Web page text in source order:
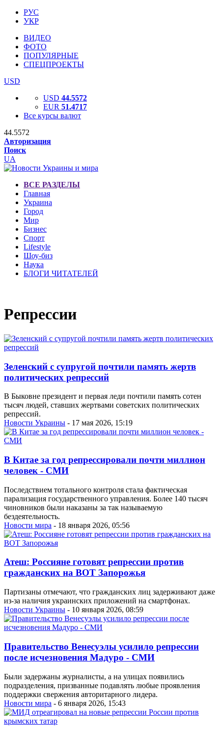
РУС
УКР
ВИДЕО
ФОТО
ПОПУЛЯРНЫЕ
СПЕЦПРОЕКТЫ
USD
USD 44.5572
EUR 51.4717
Все курсы валют
44.5572
Авторизация
Поиск
UA
ВСЕ РАЗДЕЛЫ
Главная
Украина
Город
Мир
Бизнес
Спорт
Lifestyle
Шоу-биз
Наука
БЛОГИ ЧИТАТЕЛЕЙ
Репрессии
Зеленский с супругой почтили память жертв
политических репрессий
В Быковне президент и первая леди почтили память сотен
тысяч людей, ставших жертвами советских политических
репрессий.
Новости Украины - 17 мая 2026, 15:19
В Китае за год репрессировали почти миллион
человек - СМИ
Последствием тотального контроля стала фактическая
парализация государственного управления. Более 140 тысяч
чиновников были наказаны за так называемую
бездеятельность.
Новости мира - 18 января 2026, 05:56
Атеш: Россияне готовят репрессии против
гражданских на ВОТ Запорожья
Партизаны отмечают, что гражданских лиц задерживают даже
из-за наличия украинских приложений на смартфонах.
Новости Украины - 10 января 2026, 08:59
Правительство Венесуэлы усилило репрессии
после исчезновения Мадуро - СМИ
Были задержаны журналисты, а на улицах появились
подразделения, призванные подавлять любые проявления
поддержки свержения авторитарного лидера.
Новости мира - 6 января 2026, 15:43